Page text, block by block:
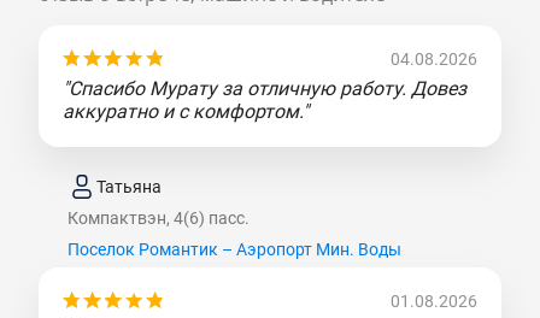
04.08.2026
"Спасибо Мурату за отличную работу. Довез
аккуратно и с комфортом."
Татьяна
Компактвэн, 4(6) пасс.
Поселок Романтик – Аэропорт Мин. Воды
01.08.2026